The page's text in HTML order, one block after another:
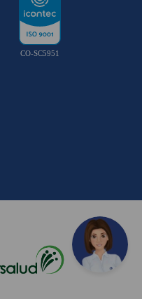
CO-SC5951